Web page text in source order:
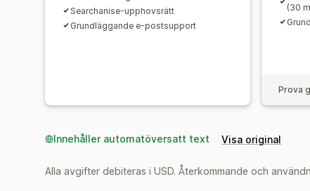
Searchanise-upphovsrätt
Grundläggande e-postsupport
(30
Prova
Innehåller automatöversatt text Visa original
Alla avgifter debiteras i USD. Återkommande och